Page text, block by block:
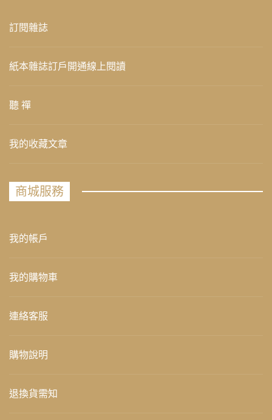
訂閱雜誌
紙本雜誌訂戶開通線上閱讀
聽 禪
我的收藏文章
商城服務
我的帳戶
我的購物車
連絡客服
購物說明
退換貨需知